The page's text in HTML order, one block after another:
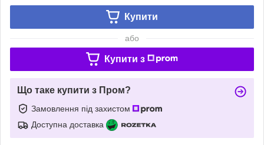
Купити
або
Купити з
Що таке купити з Пром?
Замовлення під захистом
Доступна доставка